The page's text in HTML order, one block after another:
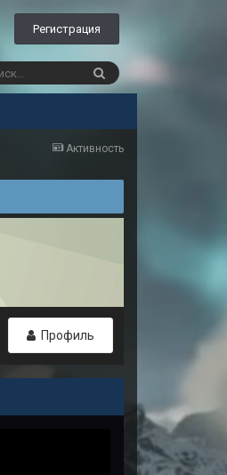
Регистрация
Активность
Профиль